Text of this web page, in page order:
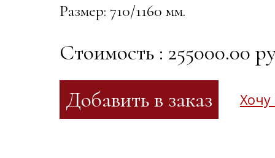
Размер: 710/1160 мм.
Стоимость : 255000.00
Хочу